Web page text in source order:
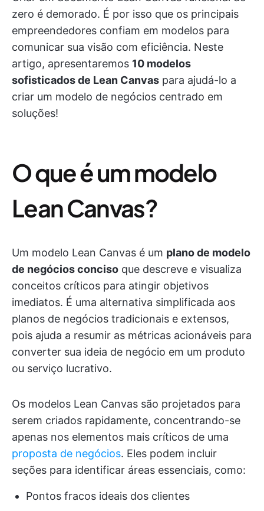
zero é demorado. É por isso que os principais
empreendedores confiam em modelos para
comunicar sua visão com eficiência. Neste
artigo, apresentaremos 10 modelos
sofisticados de Lean Canvas para ajudá-lo a
criar um modelo de negócios centrado em
soluções!
O que é um modelo
Lean Canvas?
Um modelo Lean Canvas é um plano de modelo
de negócios conciso que descreve e visualiza
conceitos críticos para atingir objetivos
imediatos. É uma alternativa simplificada aos
planos de negócios tradicionais e extensos,
pois ajuda a resumir as métricas acionáveis para
converter sua ideia de negócio em um produto
ou serviço lucrativo.
Os modelos Lean Canvas são projetados para
serem criados rapidamente, concentrando-se
apenas nos elementos mais críticos de uma
proposta de negócios. Eles podem incluir
seções para identificar áreas essenciais, como:
Pontos fracos ideais dos clientes